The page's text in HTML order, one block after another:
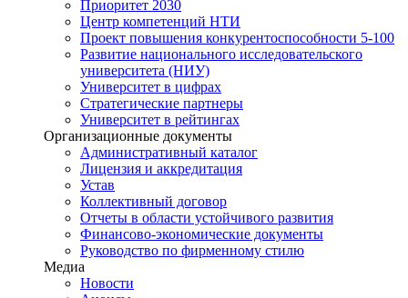
Приоритет 2030
Центр компетенций НТИ
Проект повышения конкурентоспособности 5-100
Развитие национального исследовательского
университета (НИУ)
Университет в цифрах
Стратегические партнеры
Университет в рейтингах
Организационные документы
Административный каталог
Лицензия и аккредитация
Устав
Коллективный договор
Отчеты в области устойчивого развития
Финансово-экономические документы
Руководство по фирменному стилю
Медиа
Новости